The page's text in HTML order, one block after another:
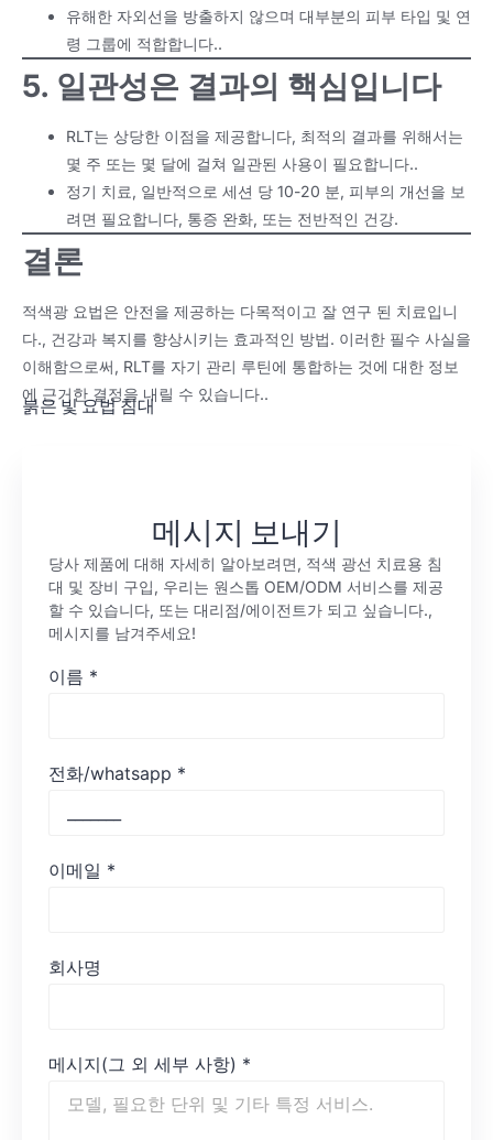
유해한 자외선을 방출하지 않으며 대부분의 피부 타입 및 연
령 그룹에 적합합니다..
5. 일관성은 결과의 핵심입니다
RLT는 상당한 이점을 제공합니다, 최적의 결과를 위해서는
몇 주 또는 몇 달에 걸쳐 일관된 사용이 필요합니다..
정기 치료, 일반적으로 세션 당 10-20 분, 피부의 개선을 보
려면 필요합니다, 통증 완화, 또는 전반적인 건강.
결론
적색광 요법은 안전을 제공하는 다목적이고 잘 연구 된 치료입니
다., 건강과 복지를 향상시키는 효과적인 방법. 이러한 필수 사실을
이해함으로써, RLT를 자기 관리 루틴에 통합하는 것에 대한 정보
에 근거한 결정을 내릴 수 있습니다..
붉은 빛 요법 침대
메시지 보내기
당사 제품에 대해 자세히 알아보려면, 적색 광선 치료용 침
대 및 장비 구입, 우리는 원스톱 OEM/ODM 서비스를 제공
할 수 있습니다, 또는 대리점/에이전트가 되고 싶습니다.,
메시지를 남겨주세요!
이름 *
전화/whatsapp *
이메일 *
회사명
메시지(그 외 세부 사항) *